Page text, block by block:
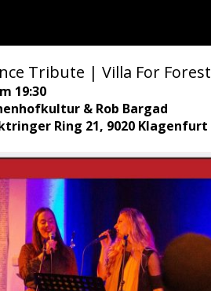
Tribute | Villa For Forest
19:30
& Rob Bargad
Ring 21, 9020 Klagenfurt